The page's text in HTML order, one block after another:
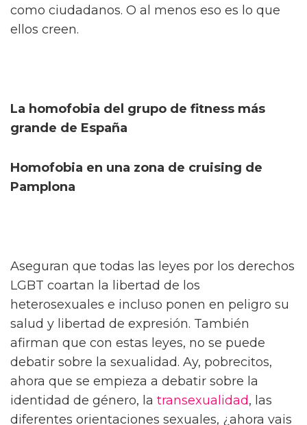
como ciudadanos. O al menos eso es lo que
ellos creen.
La homofobia del grupo de fitness más
grande de España
Homofobia en una zona de cruising de
Pamplona
Aseguran que todas las leyes por los derechos
LGBT coartan la libertad de los
heterosexuales e incluso ponen en peligro su
salud y libertad de expresión. También
afirman que con estas leyes, no se puede
debatir sobre la sexualidad. Ay, pobrecitos,
ahora que se empieza a debatir sobre la
identidad de género, la transexualidad, las
diferentes orientaciones sexuales, ¿ahora vais